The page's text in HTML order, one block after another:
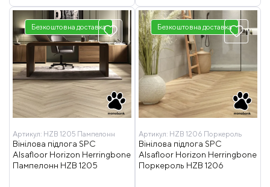
Безкоштовна доставка
Артикул: HZB 1205 Пампелонн
Вінілова підлога SPC
Alsafloor Horizon Herringbone
Пампелонн HZB 1205
Безкоштовна доставка
Артикул: HZB 1206 Поркероль
Вінілова підлога SPC
Alsafloor Horizon Herringbone
Поркероль HZB 1206